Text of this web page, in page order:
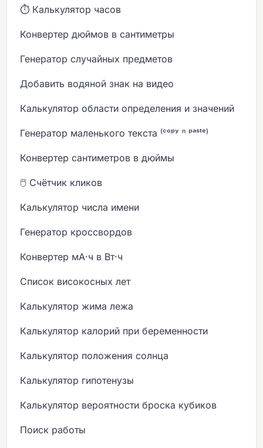
⏱️ Калькулятор часов
Конвертер дюймов в сантиметры
Генератор случайных предметов
Добавить водяной знак на видео
Калькулятор области определения и значений
Генератор маленького текста ⁽ᶜᵒᵖʸ ⁿ ᵖᵃˢᵗᵉ⁾
Конвертер сантиметров в дюймы
🖱️ Счётчик кликов
Калькулятор числа имени
Генератор кроссвордов
Конвертер мА·ч в Вт·ч
Список високосных лет
Калькулятор жима лежа
Калькулятор калорий при беременности
Калькулятор положения солнца
Калькулятор гипотенузы
Калькулятор вероятности броска кубиков
Поиск работы